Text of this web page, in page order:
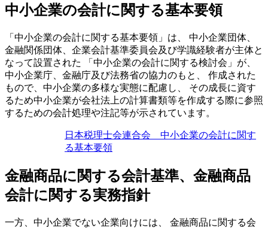
中小企業の会計に関する基本要領
「中小企業の会計に関する基本要領」は、 中小企業団体、
金融関係団体、企業会計基準委員会及び学識経験者が主体と
なって設置された 「中小企業の会計に関する検討会」が、
中小企業庁、金融庁及び法務省の協力のもと、 作成された
もので、中小企業の多様な実態に配慮し、 その成長に資す
るため中小企業が会社法上の計算書類等を作成する際に参照
するための会計処理や注記等が示されています。
日本税理士会連合会 中小企業の会計に関す
る基本要領
金融商品に関する会計基準、金融商品
会計に関する実務指針
一方、中小企業でない企業向けには、 金融商品に関する会